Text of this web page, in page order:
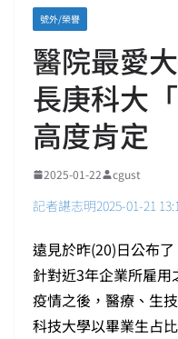
號外/榮譽
醫院最愛
長庚科大
高度肯定
2025-01-22 cgust
記者諶志明2025-01-21
遠見於昨(20)日公布
針對近3年企業所雇用
疫情之後，醫療、生
科技大學以畢業生占